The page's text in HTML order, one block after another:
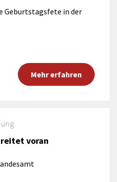
Geburtstagsfete in der
Mehr erfahren
voran